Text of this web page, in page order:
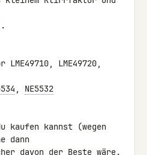
LME49720,
, NE5532
kaufen kannst (wegen
dann
davon der Beste wäre.